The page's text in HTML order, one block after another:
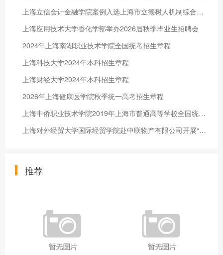
上海立信会计金融学院案例入选上海市立德树人机制综合改革试点典型工作案例
上海应用技术大学香化学部举办2026届秋季毕业生招聘会
2024年上海南湖职业技术学院全国统考招生章程
上海科技大学2024年本科招生章程
上海财经大学2024年本科招生章程
2026年上海健康医学院秋季统一高考招生章程
上海中侨职业技术学院2019年上海市普通高等学校全国统考招生章程
上海对外经贸大学国际经贸学院赴中联物产有限公司开展“暖心拓岗”走访调研
推荐